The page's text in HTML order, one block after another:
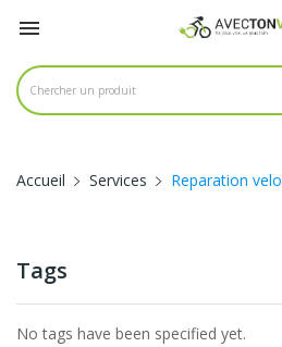

Accueil Services Reparation velo
Tags
No tags have been specified yet.